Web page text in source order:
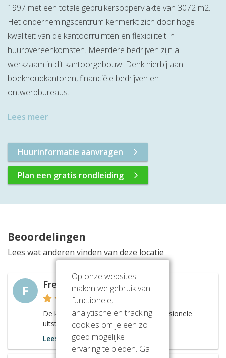
1997 met een totale gebruikersoppervlakte van 3072 m2.
Het ondernemingscentrum kenmerkt zich door hoge
kwaliteit van de kantoorruimten en flexibiliteit in
huurovereenkomsten. Meerdere bedrijven zijn al
werkzaam in dit kantoorgebouw. Denk hierbij aan
boekhoudkantoren, financiële bedrijven en
ontwerpbureaus.
Lees meer
Huurinformatie aanvragen
Plan een gratis rondleiding
Beoordelingen
Lees wat anderen vinden van deze locatie
F Frerik
De kantoorruimten hebben een professionele
uitstraling.
Lees meer
Op onze websites
maken we gebruik van
functionele,
analytische en tracking
cookies om je een zo
goed mogelijke
ervaring te bieden. Ga